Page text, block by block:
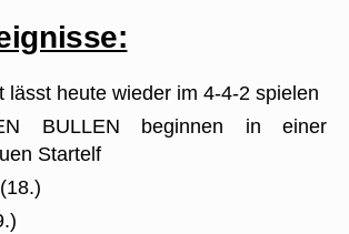
lässt heute wieder im 4-4-2 spielen
BULLEN beginnen in einer
Startelf